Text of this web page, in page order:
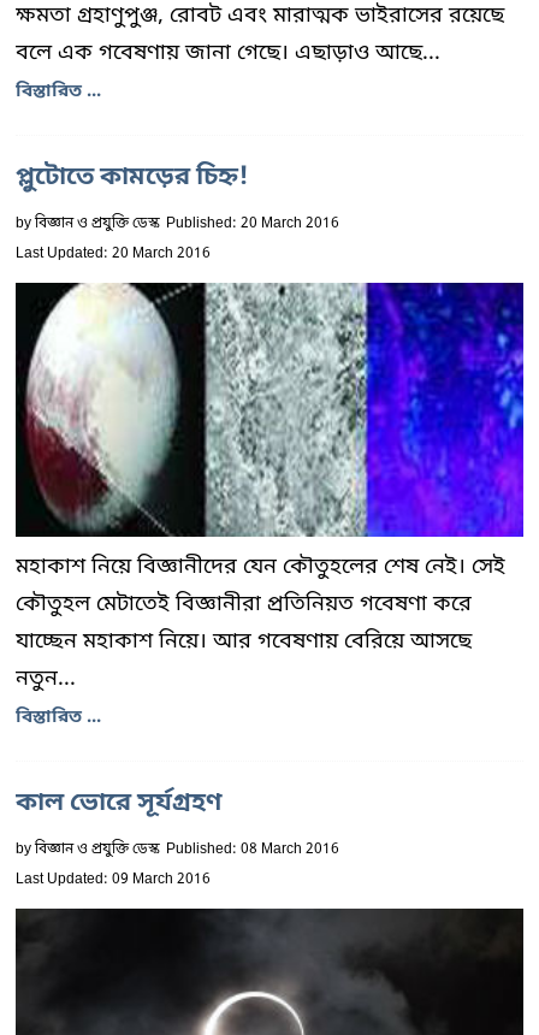
ক্ষমতা গ্রহাণুপুঞ্জ, রোবট এবং মারাত্মক ভাইরাসের রয়েছে
বলে এক গবেষণায় জানা গেছে। এছাড়াও আছে...
বিস্তারিত ...
প্লুটোতে কামড়ের চিহ্ন!
byবিজ্ঞান ও প্রযুক্তি ডেস্ক Published: 20 March 2016
Last Updated: 20 March 2016
মহাকাশ নিয়ে বিজ্ঞানীদের যেন কৌতুহলের শেষ নেই। সেই
কৌতুহল মেটাতেই বিজ্ঞানীরা প্রতিনিয়ত গবেষণা করে
যাচ্ছেন মহাকাশ নিয়ে। আর গবেষণায় বেরিয়ে আসছে
নতুন...
বিস্তারিত ...
কাল ভোরে সূর্যগ্রহণ
byবিজ্ঞান ও প্রযুক্তি ডেস্ক Published: 08 March 2016
Last Updated: 09 March 2016